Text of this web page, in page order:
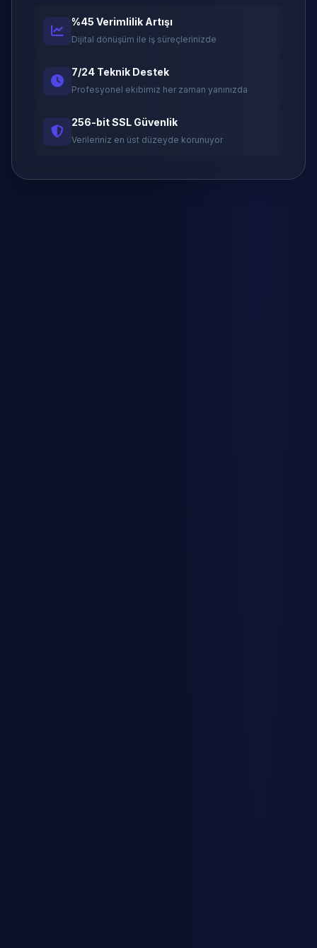
%45 Verimlilik Artışı
Dijital dönüşüm ile iş süreçlerinizde
7/24 Teknik Destek
Profesyonel ekibimiz her zaman yanınızda
256-bit SSL Güvenlik
Verileriniz en üst düzeyde korunuyor